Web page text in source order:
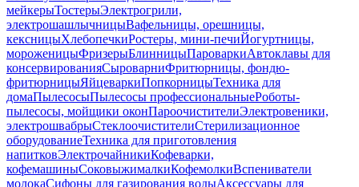
мейкерыТостерыЭлектрогрили,
электрошашлычницыВафельницы, орешницы,
кексницыХлебопечкиРостеры, мини-печиЙогуртницы,
мороженицыФризерыБлинницыПароваркиАвтоклавы для
консервированияСыроварниФритюрницы, фондю-
фритюрницыЯйцеваркиПопкорницыТехника для
домаПылесосыПылесосы профессиональныеРоботы-
пылесосы, мойщики оконПароочистителиЭлектровеники,
электрошвабрыСтеклоочистителиСтерилизационное
оборудованиеТехника для приготовления
напитковЭлектрочайникиКофеварки,
кофемашиныСоковыжималкиКофемолкиВспениватели
молокаСифоны для газирования водыАксессуары для